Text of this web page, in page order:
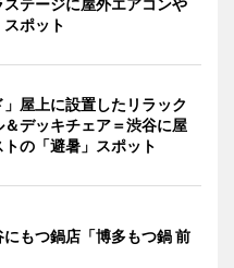
ステージに屋外エアコンや
ポット
屋上に設置したリラック
デッキチェア＝渋谷に屋
の「避暑」スポット
もつ鍋店「博多もつ鍋 前